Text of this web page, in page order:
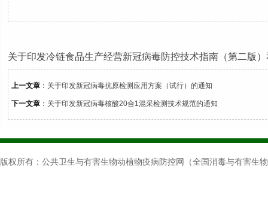
关于印发冷链食品生产经营新冠病毒防控技术指南（第二版
上一文章 ： 关于印发新冠病毒抗原检测应用方案（试行）的通知
下一文章 ： 关于印发新冠病毒核酸20合1混采检测技术规范的通知
版权所有：公共卫生与有害生物动植物疫病防控网（全国消毒与有害生